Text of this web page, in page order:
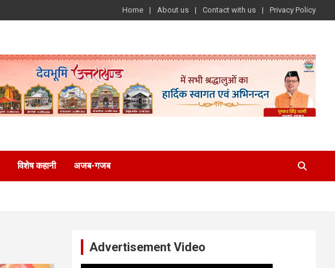
Home About us Contact with us Privacy Policy
विशेष कहानी अजब-गजब
Advertisement Video